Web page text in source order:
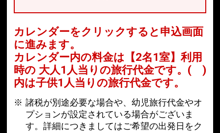
カレンダーをクリックすると申込画面
に進みます。
カレンダー内の料金は 【2名1室】利用
時の 大人1人当りの旅行代金です。 ( )
内は子供1人当りの旅行代金です。
諸税が別途必要な場合や、幼児旅行代金やオ
プションが設定されている場合がございま
す。詳細につきましてはご希望の出発日をク